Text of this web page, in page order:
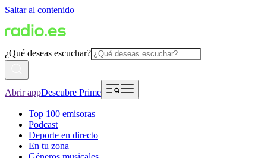
Saltar al contenido
¿Qué deseas escuchar?
Abrir appDescubre Prime
Top 100 emisoras
Podcast
Deporte en directo
En tu zona